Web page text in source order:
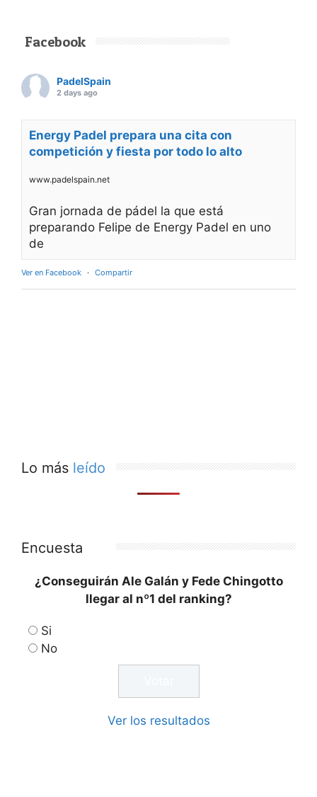
Facebook
PadelSpain
2 days ago
Energy Padel prepara una cita con
competición y fiesta por todo lo alto
www.padelspain.net
Gran jornada de pádel la que está
preparando Felipe de Energy Padel en uno
de
Ver en Facebook · Compartir
Lo más leído
Encuesta
¿Conseguirán Ale Galán y Fede Chingotto
llegar al nº1 del ranking?
Si
No
Ver los resultados